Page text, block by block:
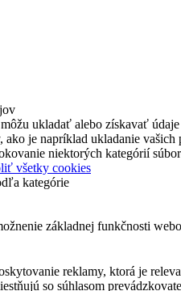
ukladať alebo získavať
ako je napríklad ukladanie
niektorých kategórií
všetky cookies
kategórie
základnej funkčnosti
reklamy, ktorá je
so súhlasom